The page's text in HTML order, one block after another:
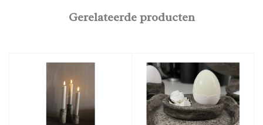
Gerelateerde producten